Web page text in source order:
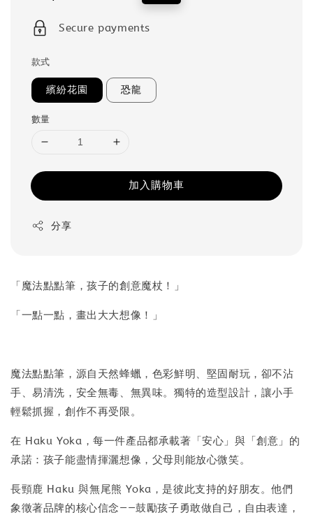
Secure payments
款式
繽紛花園 恐龍
數量
加入購物車
分享
「魔法點點筆，孩子的創意魔杖！」
「一點一點，畫出大大想像！」
魔法點點筆，源自天然蜂蠟，色彩鮮明、堅固耐玩，卻不沾
手、易清洗，安全無毒、無異味。獨特的造型設計，讓小手
輕鬆抓握，創作不再受限。
在 Haku Yoka，每一件產品都承載著「安心」與「創意」的
承諾：孩子能盡情揮灑想像，父母則能放心微笑。
長頸鹿 Haku 與無尾熊 Yoka，是彼此支持的好朋友。他們
象徵著品牌的核心信念——鼓勵孩子勇敢做自己，自由表達，